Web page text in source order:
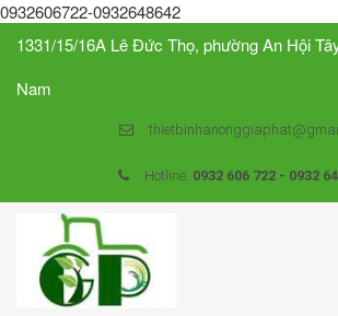
0932606722-0932648642
1331/15/16A Lê Đức Thọ, phường An Hội
Nam
Hotline: 0932 606 722 - 0932